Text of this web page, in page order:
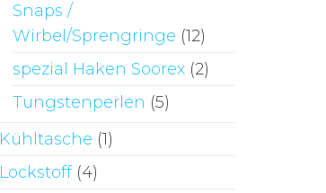
Snaps /
Wirbel/Sprengringe (12)
spezial Haken Soorex (2)
Tungstenperlen (5)
Kühltasche (1)
Lockstoff (4)